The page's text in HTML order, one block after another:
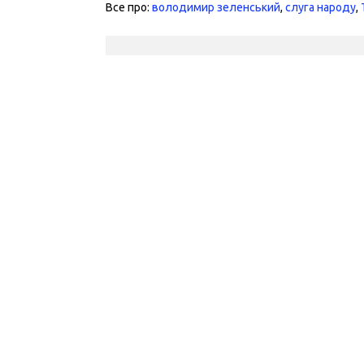
Все про:володимир зеленський,слуга народу,